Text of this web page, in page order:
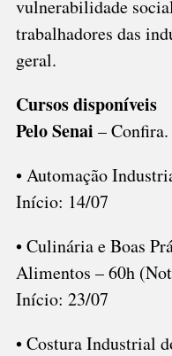
vulnerabilidade
trabalhadores das
geral.
Cursos disponíveis
Pelo Senai – Confira.
• Automação
Início: 14/07
• Culinária e Boas
Alimentos – 60h
Início: 23/07
• Costura Industrial